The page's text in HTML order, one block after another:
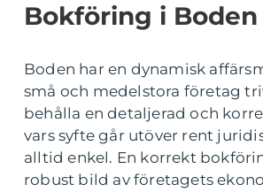
Bokföring i Boden
Boden har en dynamisk
små och medelstora företag
behålla en detaljerad och
vars syfte går utöver rent
alltid enkel. En korrekt
robust bild av företagets